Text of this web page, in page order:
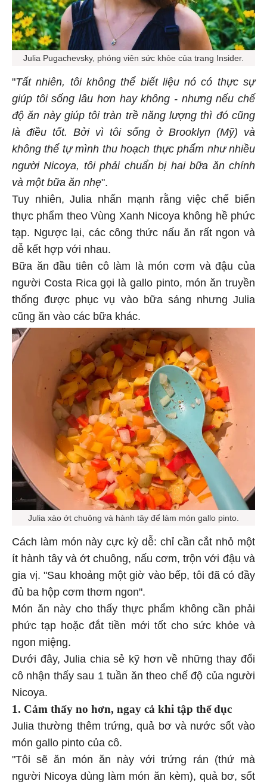
Julia Pugachevsky, phóng viên sức khỏe của trang Insider.
"Tất nhiên, tôi không thể biết liệu nó có thực sự
giúp tôi sống lâu hơn hay không - nhưng nếu chế
độ ăn này giúp tôi tràn trề năng lượng thì đó cũng
là điều tốt. Bởi vì tôi sống ở Brooklyn (Mỹ) và
không thể tự mình thu hoạch thực phẩm như nhiều
người Nicoya, tôi phải chuẩn bị hai bữa ăn chính
và một bữa ăn nhẹ".
Tuy nhiên, Julia nhấn mạnh rằng việc chế biến
thực phẩm theo Vùng Xanh Nicoya không hề phức
tạp. Ngược lại, các công thức nấu ăn rất ngon và
dễ kết hợp với nhau.
Bữa ăn đầu tiên cô làm là món cơm và đậu của
người Costa Rica gọi là gallo pinto, món ăn truyền
thống được phục vụ vào bữa sáng nhưng Julia
cũng ăn vào các bữa khác.
Julia xào ớt chuông và hành tây để làm món gallo pinto.
Cách làm món này cực kỳ dễ: chỉ cần cắt nhỏ một
ít hành tây và ớt chuông, nấu cơm, trộn với đậu và
gia vị. "Sau khoảng một giờ vào bếp, tôi đã có đầy
đủ ba hộp cơm thơm ngon".
Món ăn này cho thấy thực phẩm không cần phải
phức tạp hoặc đắt tiền mới tốt cho sức khỏe và
ngon miệng.
Dưới đây, Julia chia sẻ kỹ hơn về những thay đổi
cô nhận thấy sau 1 tuần ăn theo chế độ của người
Nicoya.
1. Cảm thấy no hơn, ngay cả khi tập thể dục
Julia thường thêm trứng, quả bơ và nước sốt vào
món gallo pinto của cô.
"Tôi sẽ ăn món ăn này với trứng rán (thứ mà
người Nicoya dùng làm món ăn kèm), quả bơ, sốt